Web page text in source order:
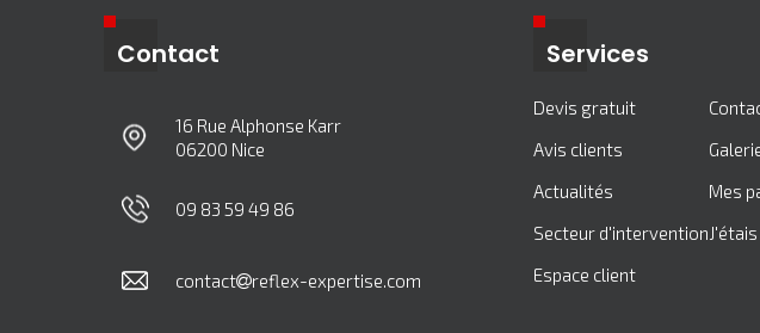
Contact
16 Rue Alphonse Karr
06200 Nice
09 83 59 49 86
contact reflex-expertise.com
Services
Devis gratuit
Avis clients
Actualités
Secteur d'intervention
Espace client
Mes
J'étais